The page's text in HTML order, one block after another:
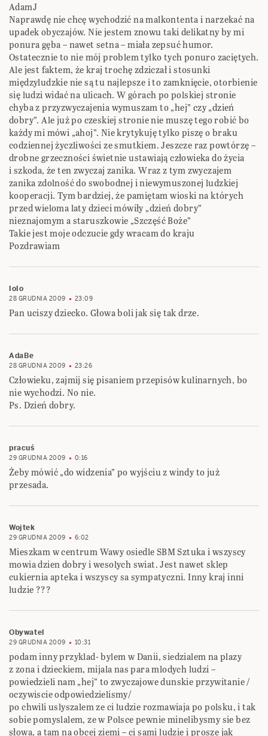
AdamJ
Naprawdę nie chcę wychodzić na malkontenta i narzekać na
upadek obyczajów. Nie jestem znowu taki delikatny by mi
ponura gęba – nawet setna – miała zepsuć humor.
Ostatecznie to nie mój problem tylko tych ponuro zaciętych.
Ale jest faktem, że kraj trochę zdziczał i stosunki
międzyludzkie nie są tu najlepsze i to zamknięcie, otorbienie
się ludzi widać na ulicach. W górach po polskiej stronie
chyba z przyzwyczajenia wymuszam to „hej” czy „dzień
dobry”. Ale już po czeskiej stronie nie muszę tego robić bo
każdy mi mówi „ahoj”. Nie krytykuję tylko piszę o braku
codziennej życzliwości ze smutkiem. Jeszcze raz powtórzę –
drobne grzeczności świetnie ustawiają człowieka do życia
i szkoda, że ten zwyczaj zanika. Wraz z tym zwyczajem
zanika zdolność do swobodnej i niewymuszonej ludzkiej
kooperacji. Tym bardziej, że pamiętam wioski na których
przed wieloma laty dzieci mówiły „dzień dobry”
nieznajomym a staruszkowie „Szczęść Boże”
Takie jest moje odczucie gdy wracam do kraju
Pozdrawiam
lolo
28 GRUDNIA 2009 23:09
Pan uciszy dziecko. Głowa boli jak się tak drze.
AdaBe
28 GRUDNIA 2009 23:26
Człowieku, zajmij się pisaniem przepisów kulinarnych, bo
nie wychodzi. No nie.
Ps. Dzień dobry.
pracuś
29 GRUDNIA 2009 0:16
Żeby mówić „do widzenia” po wyjściu z windy to już
przesada.
Wojtek
29 GRUDNIA 2009 6:02
Mieszkam w centrum Wawy osiedle SBM Sztuka i wszyscy
mowia dzien dobry i wesolych swiat. Jest nawet sklep
cukiernia apteka i wszyscy sa sympatyczni. Inny kraj inni
ludzie ???
Obywatel
29 GRUDNIA 2009 10:31
podam inny przyklad- bylem w Danii, siedzialem na plazy
z zona i dzieckiem, mijala nas para mlodych ludzi –
powiedzieli nam „hej” to zwyczajowe dunskie przywitanie /
oczywiscie odpowiedzielismy/
po chwili uslyszalem ze ci ludzie rozmawiaja po polsku, i tak
sobie pomyslalem, ze w Polsce pewnie minelibysmy sie bez
słowa, a tam na obcej ziemi – ci sami ludzie i prosze jak